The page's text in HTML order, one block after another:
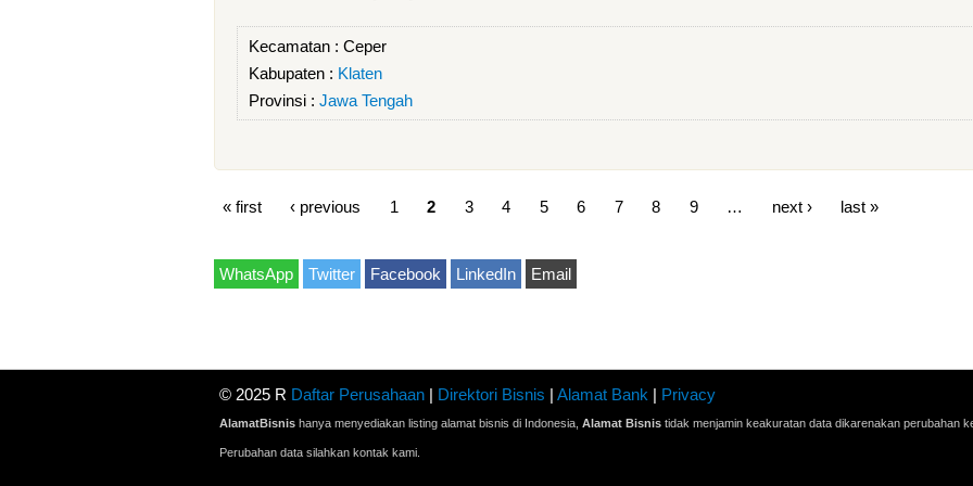
Kecamatan : Ceper
Kabupaten : Klaten
Provinsi : Jawa Tengah
« first ‹ previous 1 2 3 4 5 6 7 8 9 next › last »
WhatsApp Twitter Facebook LinkedIn Email
© 2025 R Daftar Perusahaan | Direktori Bisnis | Alamat Bank | Privacy
AlamatBisnis hanya menyediakan listing alamat bisnis di Indonesia, Alamat Bisnis tidak menjamin keakuratan data dikarenakan perubahan
Perubahan data silahkan kontak kami.